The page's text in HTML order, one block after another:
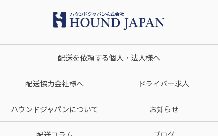
配送を依頼する個人・法人様へ
配送協力会社様へ ドライバー求人
ハウンドジャパンについて お知らせ